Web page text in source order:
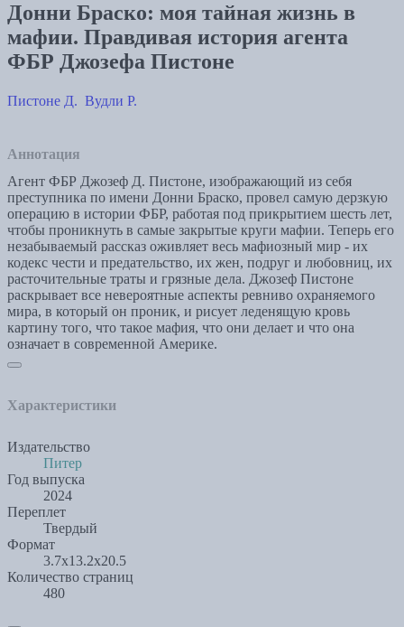
Донни Браско: моя тайная жизнь в
мафии. Правдивая история агента
ФБР Джозефа Пистоне
Пистоне Д. Вудли Р.
Аннотация
Агент ФБР Джозеф Д. Пистоне, изображающий из себя
преступника по имени Донни Браско, провел самую дерзкую
операцию в истории ФБР, работая под прикрытием шесть лет,
чтобы проникнуть в самые закрытые круги мафии. Теперь его
незабываемый рассказ оживляет весь мафиозный мир - их
кодекс чести и предательство, их жен, подруг и любовниц, их
расточительные траты и грязные дела. Джозеф Пистоне
раскрывает все невероятные аспекты ревниво охраняемого
мира, в который он проник, и рисует леденящую кровь
картину того, что такое мафия, что они делает и что она
означает в современной Америке.
Характеристики
Издательство
Питер
Год выпуска
2024
Переплет
Твердый
Формат
3.7x13.2x20.5
Количество страниц
480